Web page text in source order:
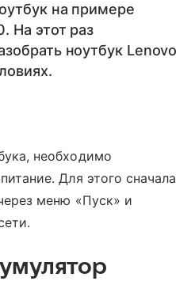
на примере
На этот раз
ноутбук Lenovo
необходимо
Для этого сначала
меню «Пуск» и